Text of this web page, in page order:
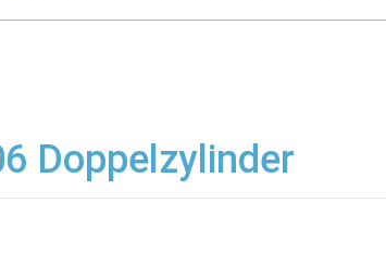
Doppelzylinder